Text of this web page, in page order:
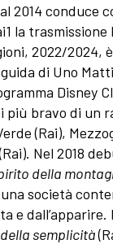
2014 conduce
la trasmissione
2022/2024,
di Uno
Disney
più bravo di un
(Rai),
Nel 2018
della
società
e dall’apparire.
semplicità